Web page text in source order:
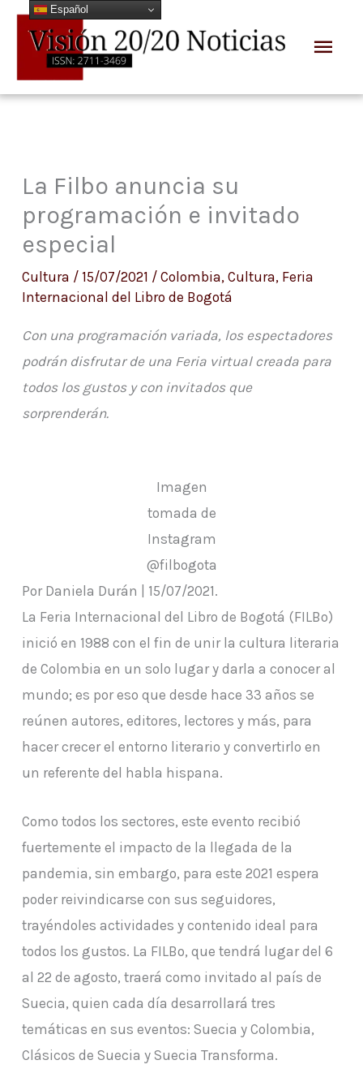
contenido
La Filbo anuncia su
programación e invitado
especial
Cultura / 15/07/2021 / Colombia, Cultura, Feria
Internacional del Libro de Bogotá
Con una programación variada, los espectadores
podrán disfrutar de una Feria virtual creada para
todos los gustos y con invitados que
sorprenderán.
Imagen
tomada de
Instagram
@filbogota
Por Daniela Durán | 15/07/2021.
La Feria Internacional del Libro de Bogotá (FILBo)
inició en 1988 con el fin de unir la cultura literaria
de Colombia en un solo lugar y darla a conocer al
mundo; es por eso que desde hace 33 años se
reúnen autores, editores, lectores y más, para
hacer crecer el entorno literario y convertirlo en
un referente del habla hispana.
Como todos los sectores, este evento recibió
fuertemente el impacto de la llegada de la
pandemia, sin embargo, para este 2021 espera
poder reivindicarse con sus seguidores,
trayéndoles actividades y contenido ideal para
todos los gustos. La FILBo, que tendrá lugar del 6
al 22 de agosto, traerá como invitado al país de
Suecia, quien cada día desarrollará tres
temáticas en sus eventos: Suecia y Colombia,
Clásicos de Suecia y Suecia Transforma.
Español